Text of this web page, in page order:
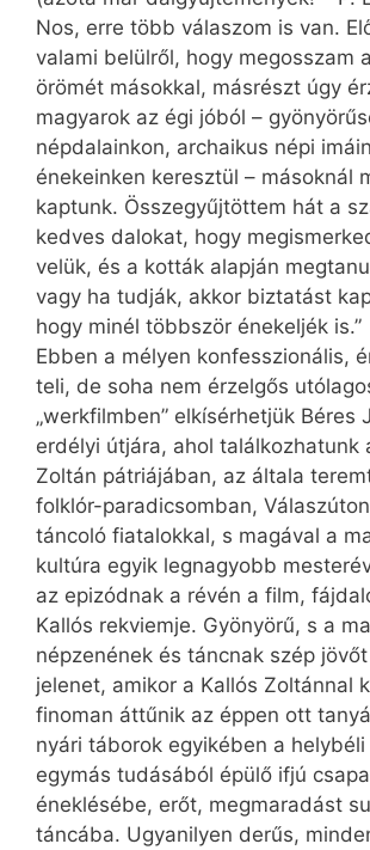
Nos, erre több válaszom is van.
valami belülről, hogy megosszam
örömét másokkal, másrészt úgy
magyarok az égi jóból –
népdalainkon, archaikus népi
énekeinken keresztül – másoknál
kaptunk. Összegyűjtöttem hát a
kedves dalokat, hogy
velük, és a kották alapján
vagy ha tudják, akkor biztatást
hogy minél többször énekeljék is.”
Ebben a mélyen konfesszionális,
teli, de soha nem érzelgős
„werkfilmben” elkísérhetjük Béres
erdélyi útjára, ahol találkozhatunk
Zoltán pátriájában, az általa
folklór-paradicsomban,
táncoló fiatalokkal, s magával a
kultúra egyik legnagyobb
az epizódnak a révén a film,
Kallós rekviemje. Gyönyörű, s a
népzenének és táncnak szép
jelenet, amikor a Kallós Zoltánnal
finoman áttűnik az éppen ott
nyári táborok egyikében a
egymás tudásából épülő ifjú
éneklésébe, erőt, megmaradást
táncába. Ugyanilyen derűs,